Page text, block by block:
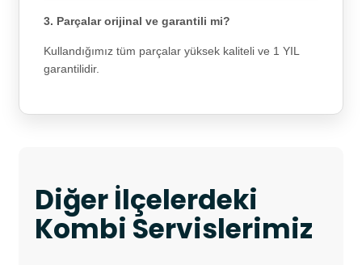
3. Parçalar orijinal ve garantili mi?
Kullandığımız tüm parçalar yüksek kaliteli ve 1 YIL
garantilidir.
Diğer İlçelerdeki
Kombi Servislerimiz